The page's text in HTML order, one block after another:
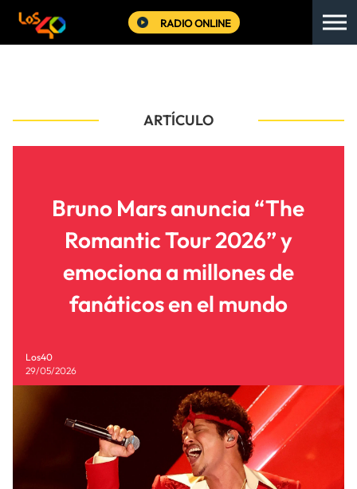
RADIO ONLINE
ARTÍCULO
Bruno Mars anuncia “The
Romantic Tour 2026” y
emociona a millones de
fanáticos en el mundo
Los40
29/05/2026